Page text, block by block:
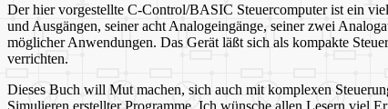
Der hier vorgestellte C-Control/BASIC Steuercomputer ist ein
und Ausgängen, seiner acht Analogeingänge, seiner zwei
möglicher Anwendungen. Das Gerät läßt sich als kompakte
verrichten.
Dieses Buch will Mut machen, sich auch mit komplexen
Simulieren erstellter Programme. Ich wünsche allen Lesern viel